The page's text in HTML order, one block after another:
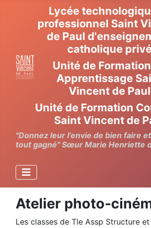
Lycée
professionnel Saint
de Paul
catholique
Unité de
Apprentissage
Vincent de Paul
Unité de Formation
Saint Vincent de
"Donnez leur l'envie de bien faire
tout gagné" Sœur Marie Henriette
Atelier photo-
Les classes de Tle Assp Structure